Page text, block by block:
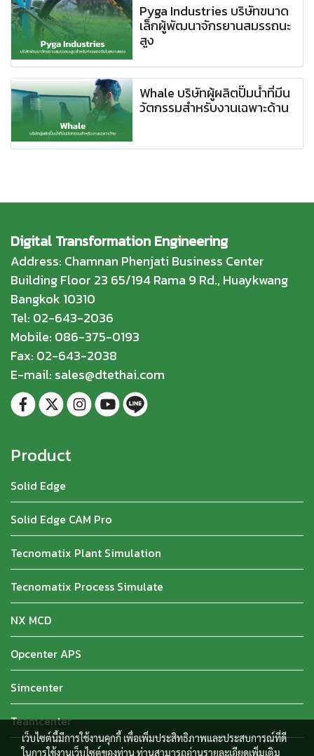
Pyga Industries บริษัทขนาด
เล็กผู้พัฒนาจักรยานสมรรถนะ
สูง
Whale บริษัทผู้ผลิตปั๊มน้ำที่มีน
วัตกรรมสำหรับงานเฉพาะด้าน
Digital Transformation Engineering
Address: Chamnan Phenjati Business Center
Building Floor 23 65/194 Rama 9 Rd., Huaykwang
Bangkok 10310
Tel: 02-643-2036
Mobile: 086-375-0193
Fax: 02-643-2038
E-mail: sales@dtethai.com
Product
Solid Edge
Solid Edge CAM Pro
Tecnomatix Plant Simulation
Tecnomatix Process Simulate
NX MCD
Opcenter APS
Simcenter
Teamcenter
เว็บไซต์นี้มีการใช้งานคุกกี้ เพื่อเพิ่มประสิทธิภาพและประสบการณ์ที่ดี
ในการใช้งานเว็บไซต์ของท่าน ท่านสามารถอ่านรายละเอียดเพิ่มเติม